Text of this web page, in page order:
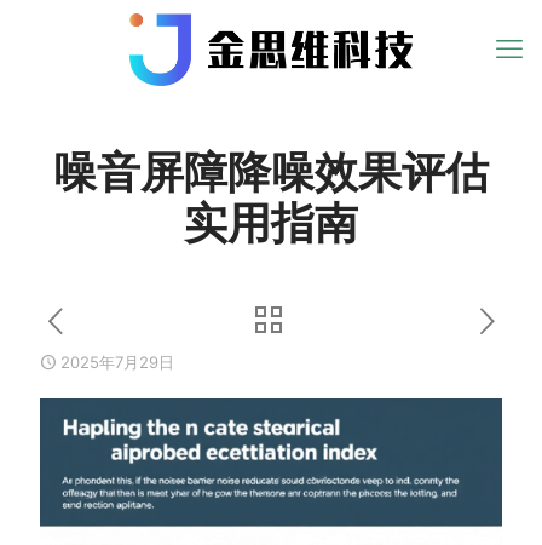
噪音屏障降噪效果评估
实用指南
2025年7月29日